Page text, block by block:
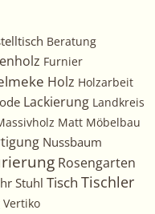
Beratung
Furnier
Holz Holzarbeit
Lackierung Landkreis
Matt Möbelbau
Nussbaum
Rosengarten
Stuhl Tisch Tischler
Vertiko